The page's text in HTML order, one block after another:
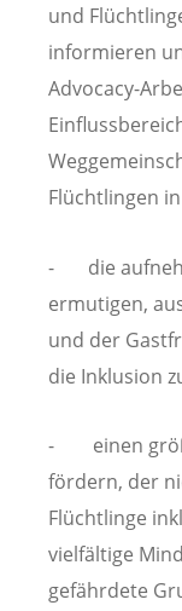
und
informieren
Advocacy-
Flüchtlingen
- die
ermutigen,
und der
die Inklusion
- einen
fördern, der
Flüchtlinge
vielfältige
gefährdete